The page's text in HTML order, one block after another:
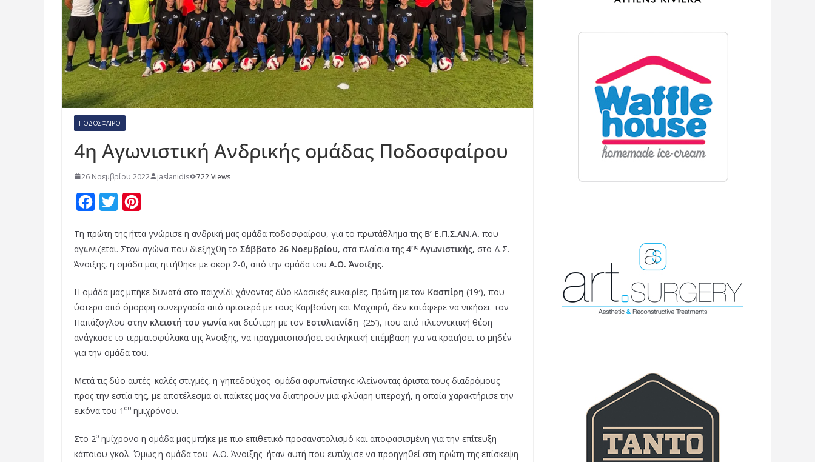
ΠΟΔΌΣΦΑΙΡΟ
4η Αγωνιστική Ανδρικής ομάδας Ποδοσφαίρου
26 Νοεμβρίου 2022 jaslanidis 722 Views
c
e
b
o
o
k
i
e
r
n
t
e
r
e
s
Τη πρώτη της ήττα γνώρισε η ανδρική μας ομάδα ποδοσφαίρου, για το πρωτάθλημα της Β’ Ε.Π.Σ.ΑΝ.Α. που
αγωνιζεται. Στον αγώνα που διεξήχθη το Σάββατο 26 Νοεμβρίου, στα πλαίσια της 4ης Aγωνιστικής, στο Δ.Σ.
Άνοιξης, η ομάδα μας ηττήθηκε με σκορ 2-0, από την ομάδα του Α.Ο. Άνοιξης.
Η ομάδα μας μπήκε δυνατά στο παιχνίδι χάνοντας δύο κλασικές ευκαιρίες. Πρώτη με τον Κασπίρη (19′), που
ύστερα από όμορφη συνεργασία από αριστερά με τους Καρβούνη και Μαχαιρά, δεν κατάφερε να νικήσει τον
Παπάζογλου στην κλειστή του γωνία και δεύτερη με τον Εστυλιανίδη (25’), που από πλεονεκτική θέση
ανάγκασε το τερματοφύλακα της Άνοιξης, να πραγματοποιήσει εκπληκτική επέμβαση για να κρατήσει το μηδέν
για την ομάδα του.
Μετά τις δύο αυτές καλές στιγμές, η γηπεδούχος ομάδα αφυπνίστηκε κλείνοντας άριστα τους διαδρόμους
προς την εστία της, με αποτέλεσμα οι παίκτες μας να διατηρούν μια φλύαρη υπεροχή, η οποία χαρακτήρισε την
εικόνα του 1 ου ημιχρόνου.
Στο 2ο ημίχρονο η ομάδα μας μπήκε με πιο επιθετικό προσανατολισμό και αποφασισμένη για την επίτευξη
κάποιου γκολ. Όμως η ομάδα του Α.Ο. Άνοιξης ήταν αυτή που ευτύχισε να προηγηθεί στη πρώτη της επίσκεψη